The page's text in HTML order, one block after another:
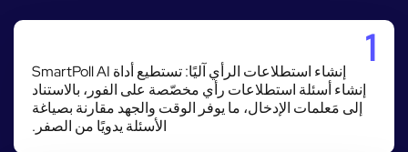
إنشاء استطلاعات الرأي آليًا: تستطيع أداة SmartPoll AI
إنشاء أسئلة استطلاعات رأي مخصّصة على الفور، بالاستناد
إلى مَعلمات الإدخال، ما يوفر الوقت والجهد مقارنة بصياغة
الأسئلة يدويًا من الصفر.